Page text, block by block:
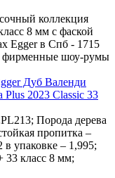
коллекция
8 мм с фаской
Egger в Спб - 1715
фирменные шоу-румы
Дуб Валенди
2023 Classic 33
Порода дерева
пропитка –
упаковке – 1,995;
33 класс 8 мм;